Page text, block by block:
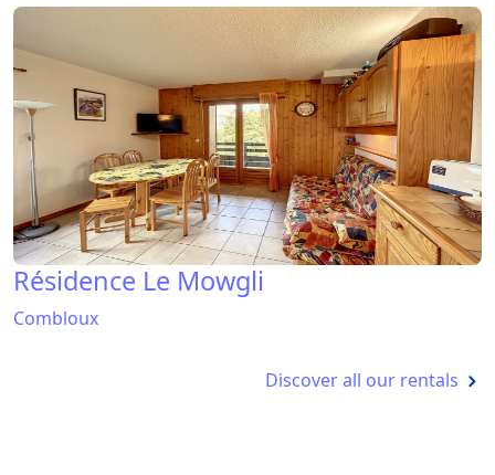
Résidence Le Mowgli
Combloux
Discover all our rentals